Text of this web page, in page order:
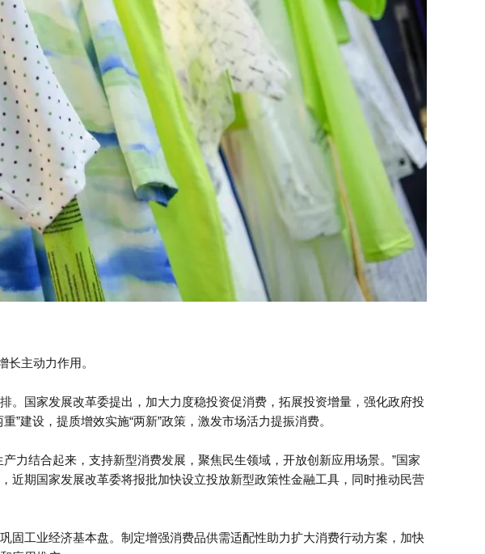
长主动力作用。
。国家发展改革委提出，加大力度稳投资促消费，拓展投资增量，强化政府投
”建设，提质增效实施“两新”政策，激发市场活力提振消费。
力结合起来，支持新型消费发展，聚焦民生领域，开放创新应用场景。”国家
近期国家发展改革委将报批加快设立投放新型政策性金融工具，同时推动民营
固工业经济基本盘。制定增强消费品供需适配性助力扩大消费行动方案，加快